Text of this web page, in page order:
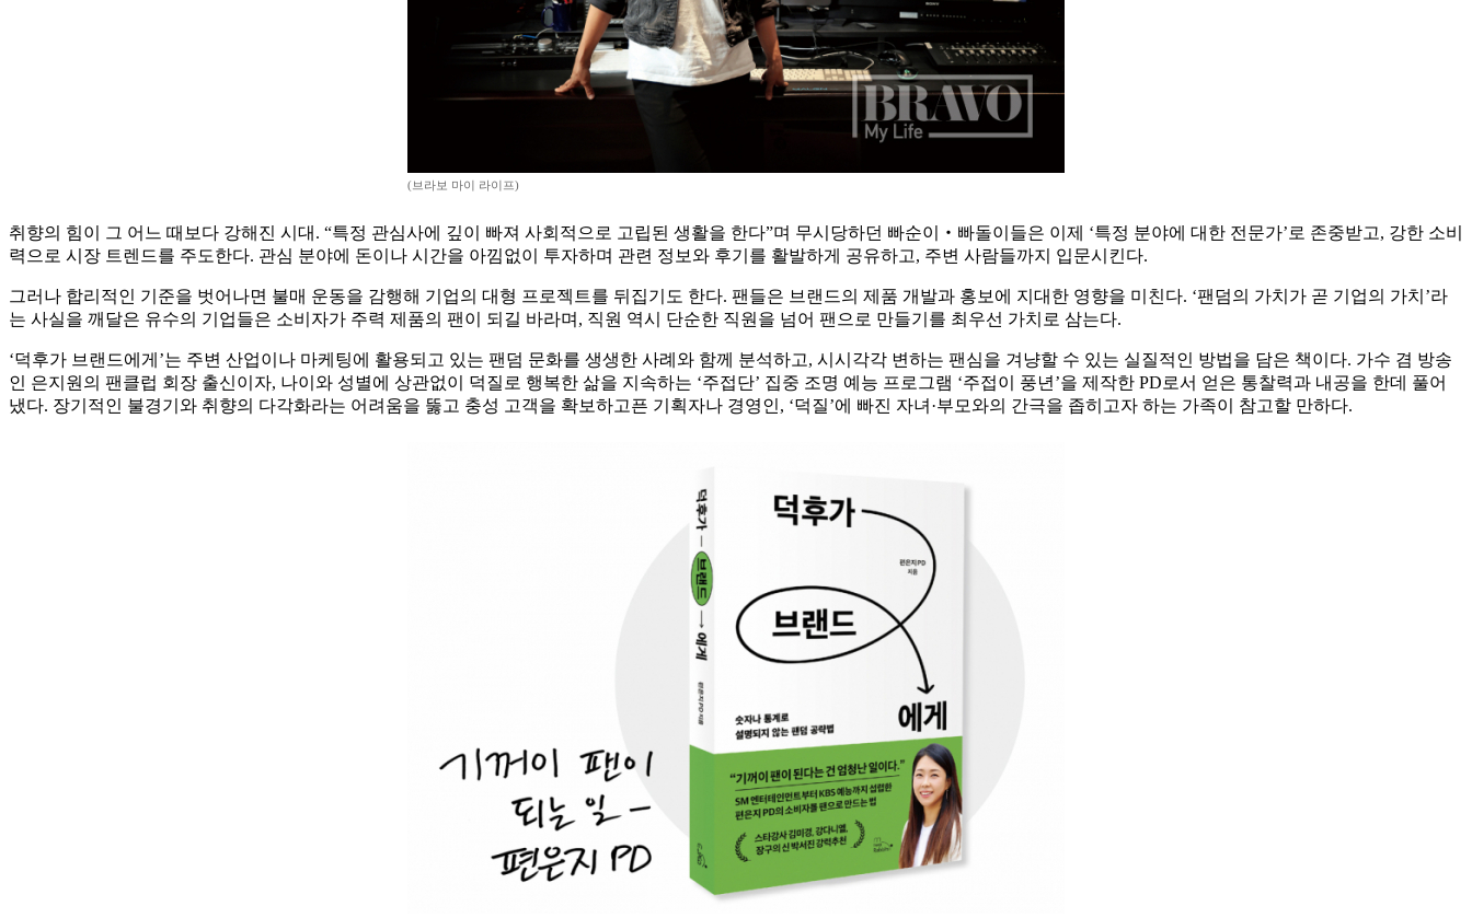
(브라보 마이 라이프)
취향의 힘이 그 어느 때보다 강해진 시대. “특정 관심사에 깊이 빠져 사회적으로 고립된 생활을 한다”며 무시당하던 빠순이‧빠돌이들은 이제 ‘특정 분야에 대한 전문가’로 존중받고, 강한 소비
력으로 시장 트렌드를 주도한다. 관심 분야에 돈이나 시간을 아낌없이 투자하며 관련 정보와 후기를 활발하게 공유하고, 주변 사람들까지 입문시킨다.
그러나 합리적인 기준을 벗어나면 불매 운동을 감행해 기업의 대형 프로젝트를 뒤집기도 한다. 팬들은 브랜드의 제품 개발과 홍보에 지대한 영향을 미친다. ‘팬덤의 가치가 곧 기업의 가치’라
는 사실을 깨달은 유수의 기업들은 소비자가 주력 제품의 팬이 되길 바라며, 직원 역시 단순한 직원을 넘어 팬으로 만들기를 최우선 가치로 삼는다.
‘덕후가 브랜드에게’는 주변 산업이나 마케팅에 활용되고 있는 팬덤 문화를 생생한 사례와 함께 분석하고, 시시각각 변하는 팬심을 겨냥할 수 있는 실질적인 방법을 담은 책이다. 가수 겸 방송
인 은지원의 팬클럽 회장 출신이자, 나이와 성별에 상관없이 덕질로 행복한 삶을 지속하는 ‘주접단’ 집중 조명 예능 프로그램 ‘주접이 풍년’을 제작한 PD로서 얻은 통찰력과 내공을 한데 풀어
냈다. 장기적인 불경기와 취향의 다각화라는 어려움을 뚫고 충성 고객을 확보하고픈 기획자나 경영인, ‘덕질’에 빠진 자녀·부모와의 간극을 좁히고자 하는 가족이 참고할 만하다.